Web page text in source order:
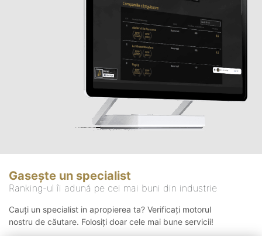
Gasește un specialist
Ranking-ul îi adună pe cei mai buni din industrie
Cauți un specialist in apropierea ta? Verificați motorul
nostru de căutare. Folosiți doar cele mai bune servicii!